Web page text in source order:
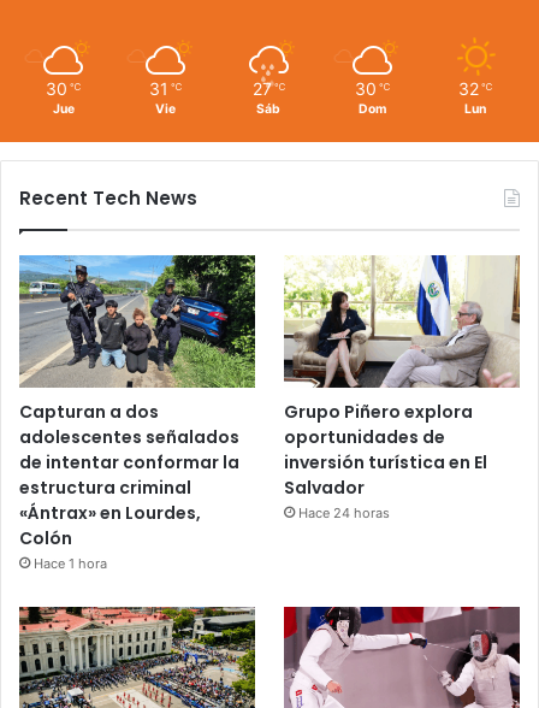
30 ℃
Jue
31 ℃
Vie
27 ℃
Sáb
30 ℃
Dom
32 ℃
Lun
Recent Tech News
Capturan a dos
adolescentes señalados
de intentar conformar la
estructura criminal
«Ántrax» en Lourdes,
Colón
Hace 1 hora
Grupo Piñero explora
oportunidades de
inversión turística en El
Salvador
Hace 24 horas